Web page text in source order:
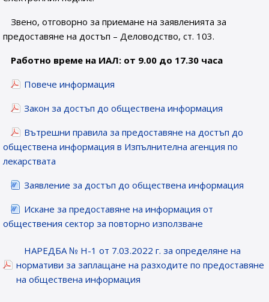
Звено, отговорно за приемане на заявленията за
предоставяне на достъп – Деловодство, ст. 103.
Работно време на ИАЛ: от 9.00 до 17.30 часа
Повече информация
Закон за достъп до обществена информация
Вътрешни правила за предоставяне на достъп до
обществена информация в Изпълнителна агенция по
лекарствата
Заявление за достъп до обществена информация
Искане за предоставяне на информация от
обществения сектор за повторно използване
НАРЕДБА № Н-1 от 7.03.2022 г. за определяне на
нормативи за заплащане на разходите по предоставяне
на обществена информация